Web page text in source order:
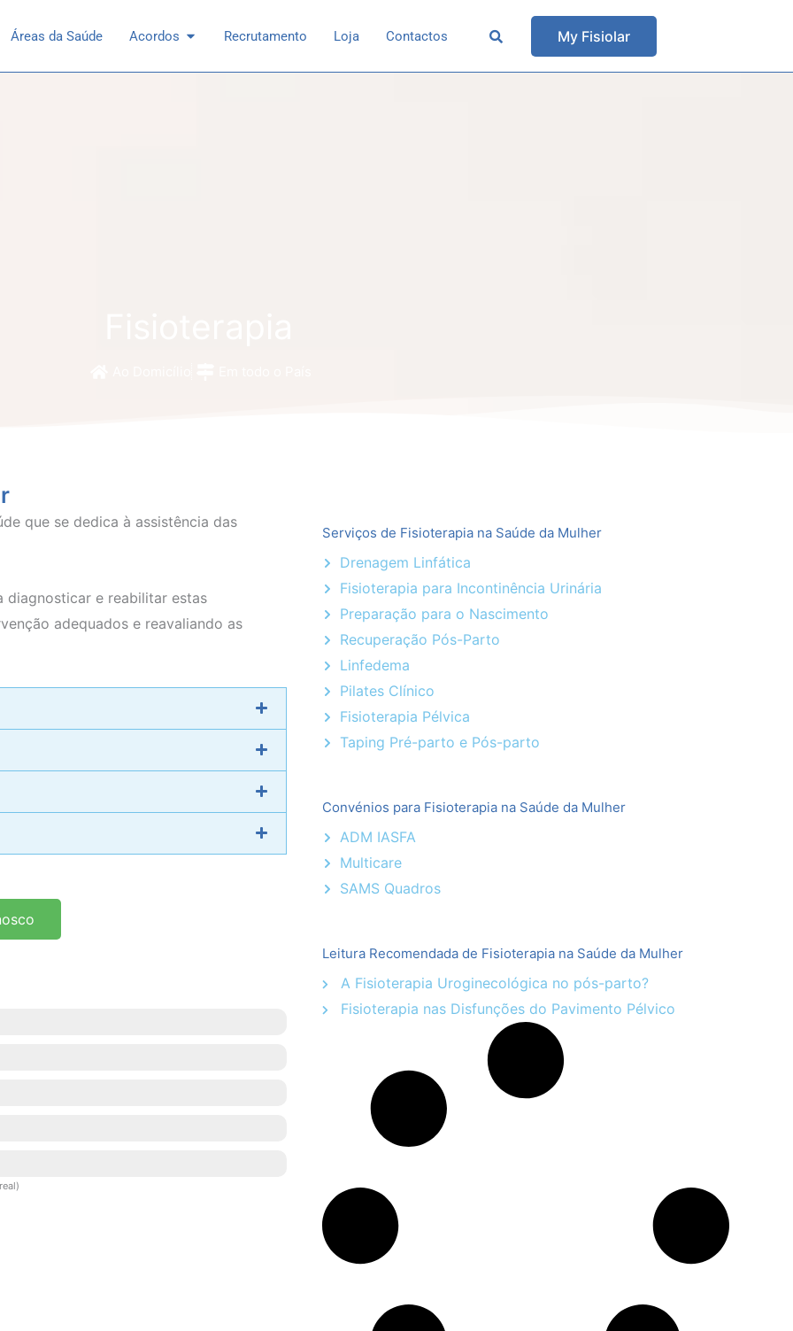
Especialidades
Áreas da Saúde Acordos Open Acordos
Recrutamento Loja Contactos My Fisiolar
que se dedica à assistência das
diagnosticar e reabilitar estas
adequados e reavaliando as
Serviços de Fisioterapia na Saúde da Mulher
Drenagem Linfática
Fisioterapia para Incontinência Urinária
Preparação para o Nascimento
Recuperação Pós-Parto
Linfedema
Pilates Clínico
Fisioterapia Pélvica
Taping Pré-parto e Pós-parto
Convénios para Fisioterapia na Saúde da Mulher
ADM IASFA
Multicare
SAMS Quadros
Leitura Recomendada de Fisioterapia na Saúde da Mulher
A Fisioterapia Uroginecológica no pós-parto?
Fisioterapia nas Disfunções do Pavimento Pélvico